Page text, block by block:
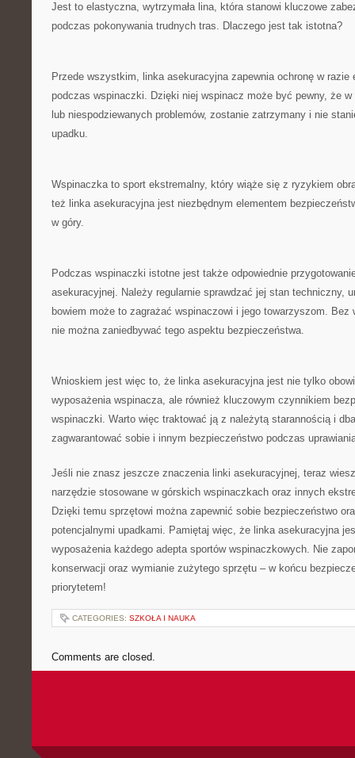
Jest⁤ to elastyczna, wytrzymała lina, która ‌stanowi ⁣kluczowe
podczas pokonywania trudnych tras. Dlaczego jest‍ tak ⁣istotna?
Przede wszystkim,​ linka asekuracyjna ⁣zapewnia ‍ochronę ​w ​razie⁢
podczas wspinaczki. ⁤Dzięki niej wspinacz może być pewny, że
lub niespodziewanych problemów, zostanie zatrzymany i⁤ nie
upadku.
Wspinaczka to​ sport ekstremalny, który wiąże⁣ się z ryzykiem
też linka asekuracyjna jest niezbędnym elementem‌
w góry.
Podczas wspinaczki istotne jest także odpowiednie
asekuracyjnej. Należy regularnie ⁣sprawdzać jej stan techniczny,
bowiem⁤ może⁢ to zagrażać wspinaczowi i ⁣jego towarzyszom. Bez
nie można zaniedbywać tego​ aspektu bezpieczeństwa.
Wnioskiem jest​ więc to, że linka asekuracyjna jest nie tylko
wyposażenia ⁢wspinacza, ale również kluczowym czynnikiem
wspinaczki.⁤ Warto więc traktować​ ją z należytą starannością ​i
zagwarantować sobie ​i innym bezpieczeństwo podczas
Jeśli nie ‍znasz jeszcze⁤ znaczenia linki asekuracyjnej, teraz
narzędzie stosowane ‍w górskich wspinaczkach⁣ oraz innych
Dzięki temu sprzętowi można zapewnić sobie⁢ bezpieczeństwo
potencjalnymi upadkami. Pamiętaj więc,⁢ że‌ linka‌ asekuracyjna
wyposażenia każdego adepta⁤ sportów wspinaczkowych. Nie
konserwacji oraz wymianie zużytego sprzętu‌ – w końcu‍
priorytetem!
CATEGORIES: SZKOŁA I NAUKA
Comments are closed.